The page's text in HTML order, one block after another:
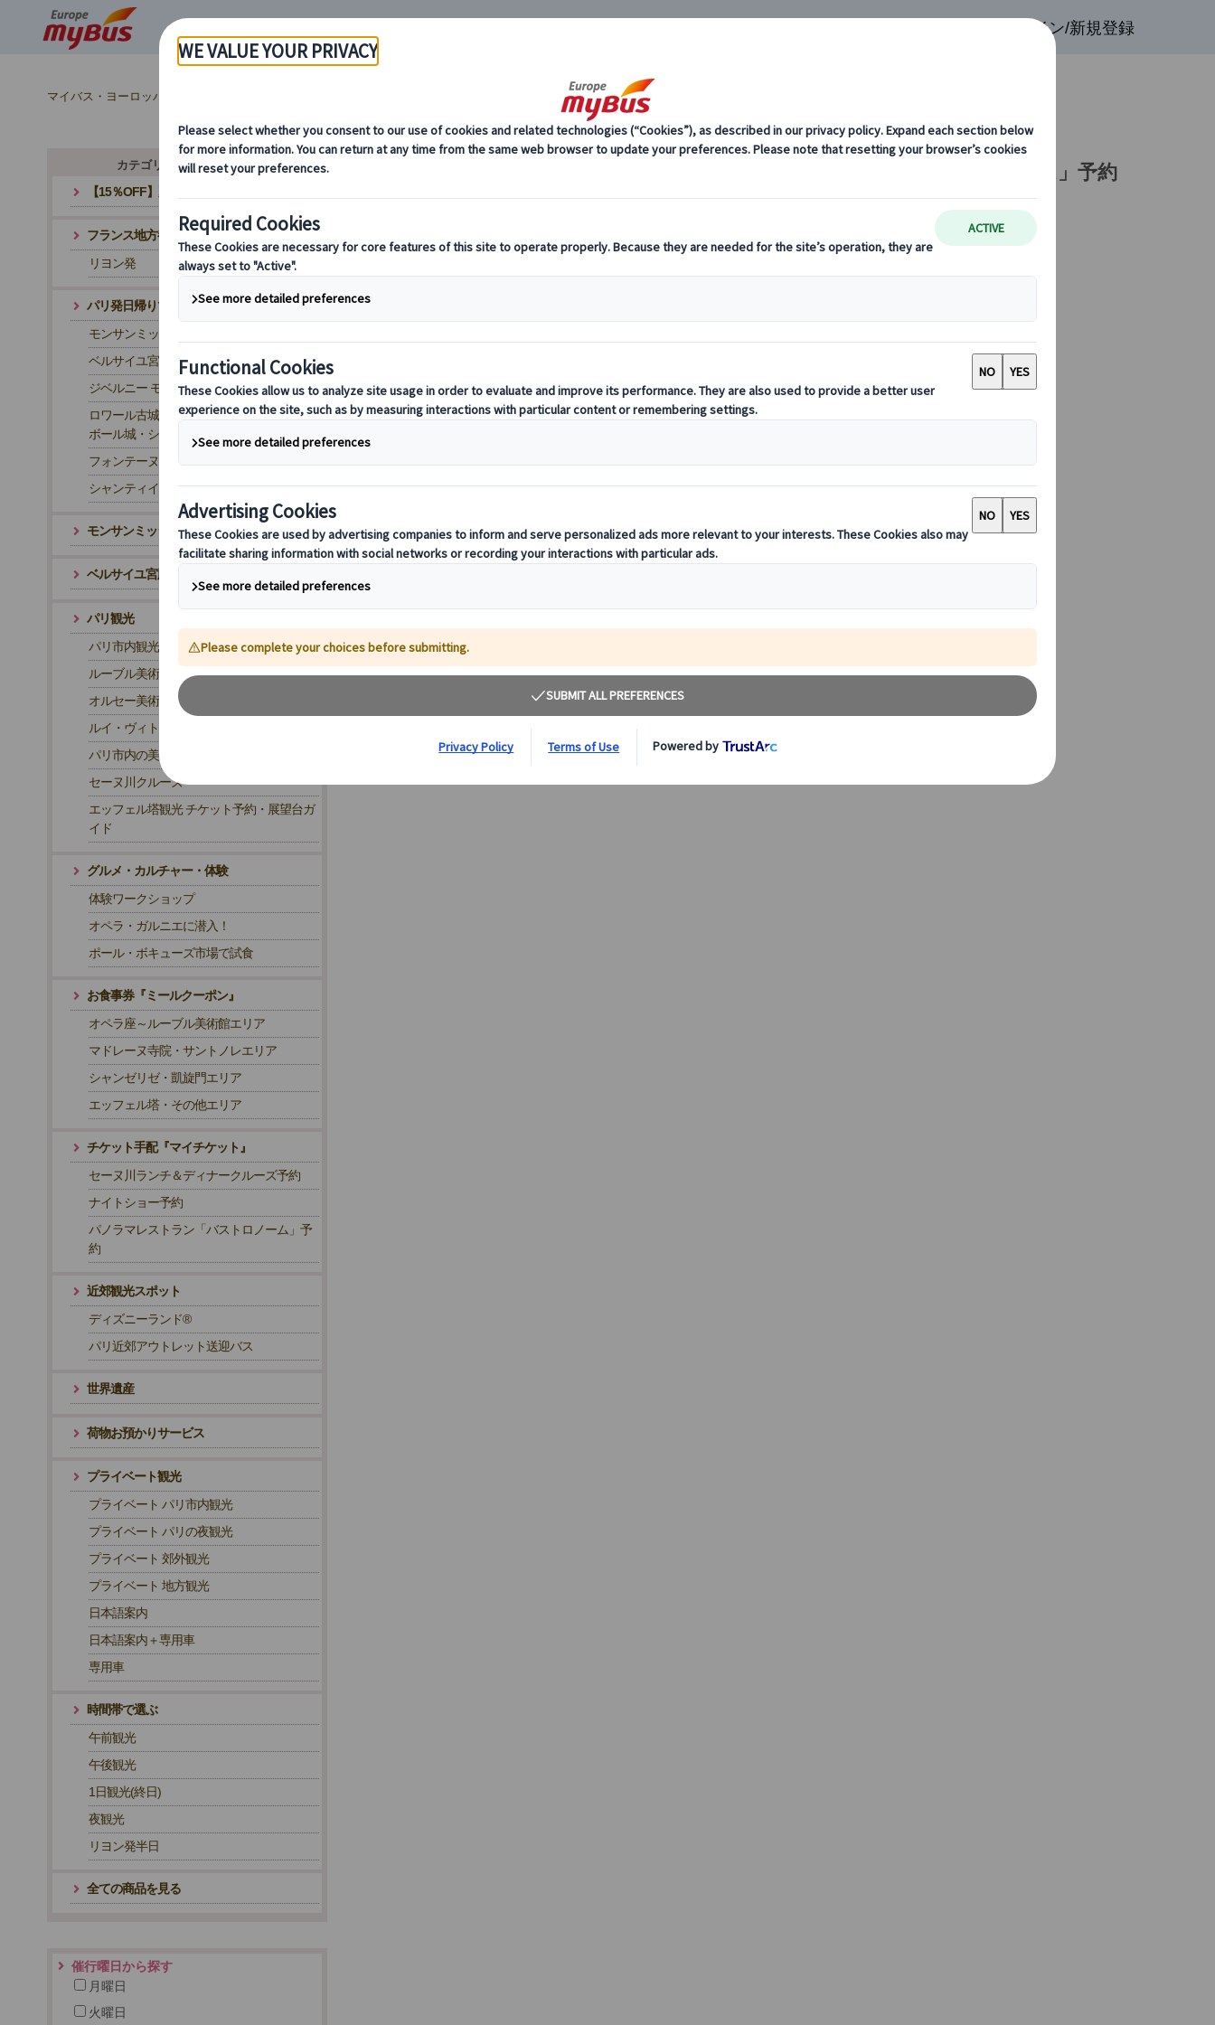
ログイン/新規登録
マイバス・ヨーロッパ パノラマレストラン「バストロノーム」予約 (1)
チケット手配『マイチケット』 パノラマレストラン「バストロノーム」予約
バストロノームは改造されたガラス張りの2階建てバス車
内で本格的なフランス料理を堪能できる最先端のレストラ
ン！パノラマ眺望バスでお食事をしながらパリの観光名所
毎日(第一日曜日、5/1・8、7/14・26、9/14・19・
20、11/1・11、12/24・25・31、1/1、2/14を除く)
【ランチ】約1時間45分 【ディナー】約2時間45分
カテゴリ・テーマから探す
【15％OFF】夏旅応援キャンペーン
フランス地方都市発ツアー
リヨン発
パリ発日帰りツアー
モンサンミッシェル
ベルサイユ宮殿
ジベルニー モネの家と庭園
ロワール古城巡りツアー｜世界遺産シャン
ボール城・シュノンソー城
フォンテーヌブロー
シャンティイ城
モンサンミッシェル・片道トランスファー
ベルサイユ宮殿・往路トランスファー
パリ観光
パリ市内観光
ルーブル美術館観光
オルセー美術館観光
ルイ・ヴィトン財団美術館観光
パリ市内の美術館
セーヌ川クルーズ
エッフェル塔観光 チケット予約・展望台ガ
イド
グルメ・カルチャー・体験
体験ワークショップ
オペラ・ガルニエに潜入！
ポール・ボキューズ市場で試食
お食事券『ミールクーポン』
オペラ座～ルーブル美術館エリア
マドレーヌ寺院・サントノレエリア
シャンゼリゼ・凱旋門エリア
エッフェル塔・その他エリア
チケット手配『マイチケット』
セーヌ川ランチ＆ディナークルーズ予約
ナイトショー予約
パノラマレストラン「バストロノーム」予
約
近郊観光スポット
ディズニーランド®
パリ近郊アウトレット送迎バス
世界遺産
荷物お預かりサービス
プライベート観光
プライベート パリ市内観光
プライベート パリの夜観光
プライベート 郊外観光
プライベート 地方観光
日本語案内
日本語案内＋専用車
専用車
時間帯で選ぶ
午前観光
午後観光
1日観光(終日)
夜観光
リヨン発半日
全ての商品を見る
催行曜日から探す
月曜日
火曜日